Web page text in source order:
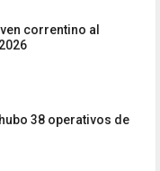
correntino al
38 operativos de